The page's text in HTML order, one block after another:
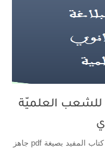
للشعب العلميّة
مراجعة اللغة العربية و آدابها للشعب العلميّة كتاب المفيد بصيغة pdf جاهز